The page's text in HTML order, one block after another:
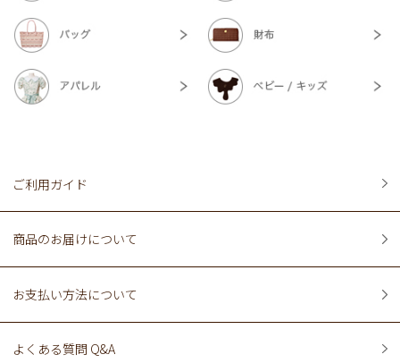
ご利用ガイド
商品のお届けについて
お支払い方法について
よくある質問 Q&A